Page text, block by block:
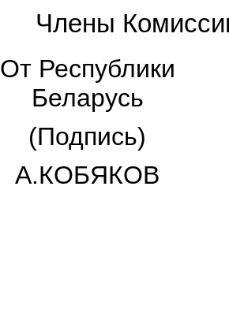
Члены
От Республики
Беларусь
(Подпись)
А.КОБЯКОВ